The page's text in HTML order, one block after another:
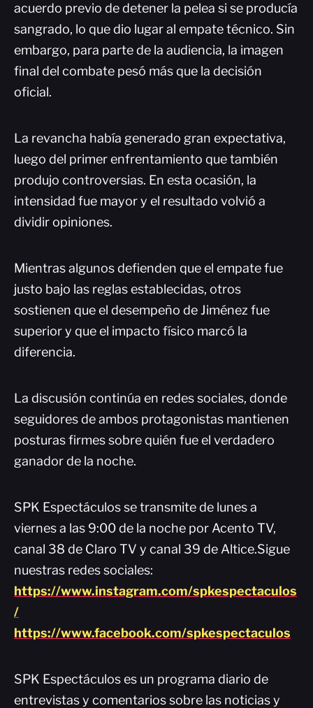
acuerdo previo de detener la pelea si se producía
sangrado, lo que dio lugar al empate técnico. Sin
embargo, para parte de la audiencia, la imagen
final del combate pesó más que la decisión
oficial.
La revancha había generado gran expectativa,
luego del primer enfrentamiento que también
produjo controversias. En esta ocasión, la
intensidad fue mayor y el resultado volvió a
dividir opiniones.
Mientras algunos defienden que el empate fue
justo bajo las reglas establecidas, otros
sostienen que el desempeño de Jiménez fue
superior y que el impacto físico marcó la
diferencia.
La discusión continúa en redes sociales, donde
seguidores de ambos protagonistas mantienen
posturas firmes sobre quién fue el verdadero
ganador de la noche.
SPK Espectáculos se transmite de lunes a
viernes a las 9:00 de la noche por Acento TV,
canal 38 de Claro TV y canal 39 de Altice.Sigue
nuestras redes sociales:
https://www.instagram.com/spkespectaculos
/
https://www.facebook.com/spkespectaculos
SPK Espectáculos es un programa diario de
entrevistas y comentarios sobre las noticias y